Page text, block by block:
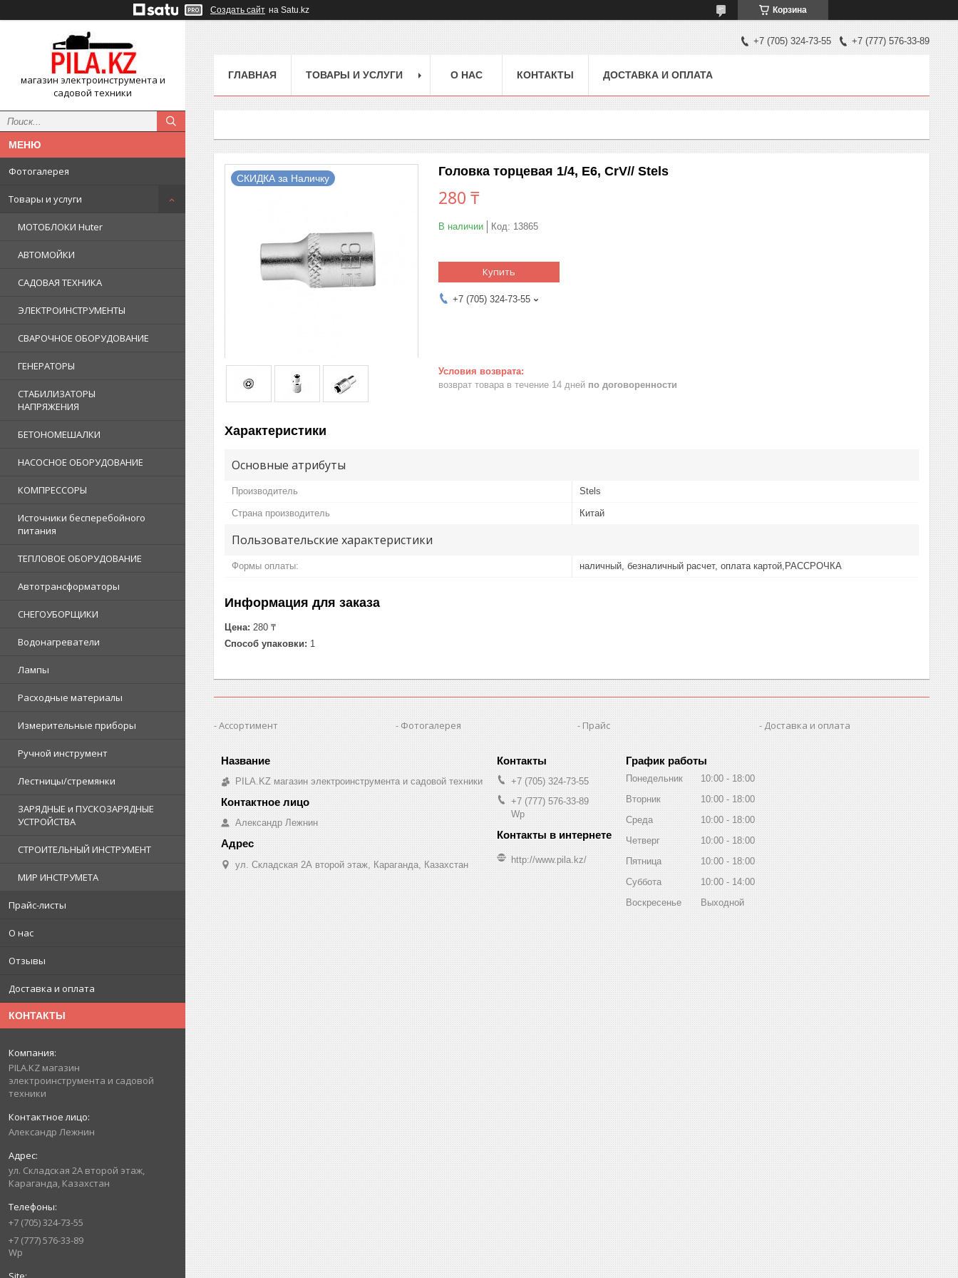
Создать сайт на Satu.kz Корзина
магазин электроинструмента и
садовой техники
Фотогалерея
Товары и услуги
МОТОБЛОКИ Huter
АВТОМОЙКИ
САДОВАЯ ТЕХНИКА
ЭЛЕКТРОИНСТРУМЕНТЫ
СВАРОЧНОЕ ОБОРУДОВАНИЕ
ГЕНЕРАТОРЫ
СТАБИЛИЗАТОРЫ
НАПРЯЖЕНИЯ
БЕТОНОМЕШАЛКИ
НАСОСНОЕ ОБОРУДОВАНИЕ
КОМПРЕССОРЫ
Источники бесперебойного
питания
ТЕПЛОВОЕ ОБОРУДОВАНИЕ
Автотрансформаторы
СНЕГОУБОРЩИКИ
Водонагреватели
Лампы
Расходные материалы
Измерительные приборы
Ручной инструмент
Лестницы/стремянки
ЗАРЯДНЫЕ и ПУСКОЗАРЯДНЫЕ
УСТРОЙСТВА
СТРОИТЕЛЬНЫЙ ИНСТРУМЕНТ
МИР ИНСТРУМЕТА
Прайс-листы
О нас
Отзывы
Доставка и оплата
КОНТАКТЫ
PILA.KZ магазин
электроинструмента и садовой
техники
Александр Лежнин
ул. Складская 2А второй этаж,
Караганда, Казахстан
+7 (705) 324-73-55
+7 (777) 576-33-89
Wp
+7 (705) 324-73-55 +7 (777) 576-33-89
ГЛАВНАЯ ТОВАРЫ И УСЛУГИ О НАС КОНТАКТЫ ДОСТАВКА И ОПЛАТА
СКИДКА за Наличку Головка торцевая 1/4, Е6, CrV// Stels
280 ₸
В наличии Код: 13865
Купить
+7 (705) 324-73-55
возврат товара в течение 14 дней по договоренности
Характеристики
Основные атрибуты
Производитель Stels
Страна производитель Китай
Пользовательские характеристики
Формы оплаты: наличный, безналичный расчет, оплата картой,РАССРОЧКА
Информация для заказа
Цена: 280 ₸
Способ упаковки: 1
Ассортимент Фотогалерея Прайс Доставка и оплата
PILA.KZ магазин электроинструмента и садовой техники
Александр Лежнин
ул. Складская 2А второй этаж, Караганда, Казахстан
+7 (705) 324-73-55
+7 (777) 576-33-89
Wp
http://www.pila.kz/
График работы
Понедельник 10:00
18:00
Вторник
10:00
18:00
Среда
10:00
18:00
Четверг
10:00
18:00
Пятница
10:00
18:00
Суббота
10:00
14:00
Воскресенье
Выходной